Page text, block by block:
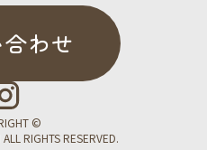
わせ
©
RIGHTS RESERVED.